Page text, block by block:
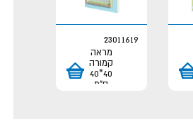
23011619
מראה
קמורה
40*40
ס"מ